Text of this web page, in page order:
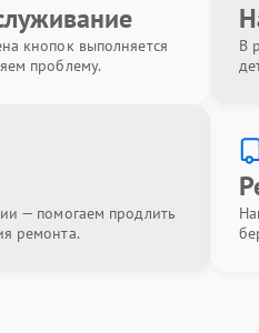
кнопок выполняется
проблему.
В
— помогаем продлить
ремонта.